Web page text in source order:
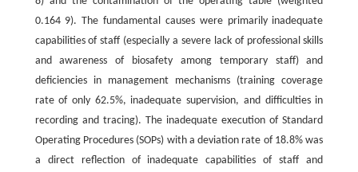
0.164 9). The fundamental causes were primarily inadequate
capabilities of staff (especially a severe lack of professional skills
and awareness of biosafety among temporary staff) and
deficiencies in management mechanisms (training coverage
rate of only 62.5%, inadequate supervision, and difficulties in
recording and tracing). The inadequate execution of Standard
Operating Procedures (SOPs) with a deviation rate of 18.8% was
a direct reflection of inadequate capabilities of staff and